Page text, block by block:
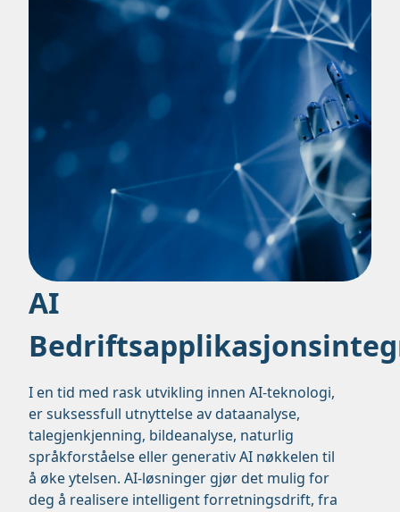
AI
I en tid med rask utvikling innen AI-teknologi,
er suksessfull utnyttelse av dataanalyse,
talegjenkjenning, bildeanalyse, naturlig
språkforståelse eller generativ AI nøkkelen til
å øke ytelsen. AI-løsninger gjør det mulig for
deg å realisere intelligent forretningsdrift, fra